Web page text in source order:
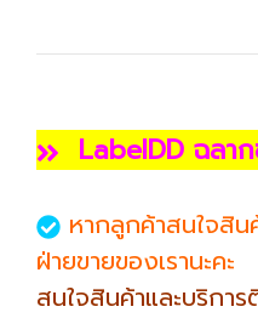
LabelDD ฉลา
หากลูกค้าสนใจสิน
ฝ่ายขายของเรานะคะ
สนใจสินค้าและบริกา